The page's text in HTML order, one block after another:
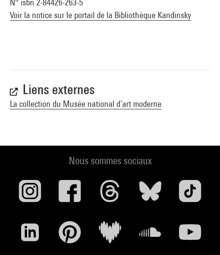
N° isbn 2-84426-263-5
Voir la notice sur le portail de la Bibliothèque Kandinsky
Liens externes
La collection du Musée national d’art moderne
Nous sommes sociaux